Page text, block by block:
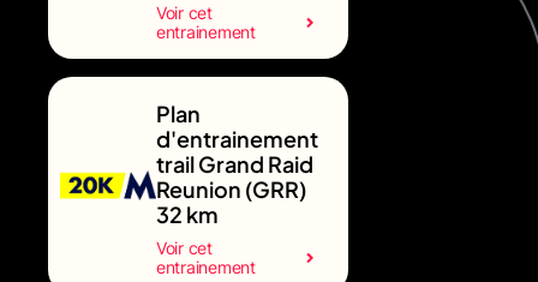
Voir cet
entrainement
Plan
d'entrainement
trail Grand Raid
Reunion (GRR)
32 km
Voir cet
entrainement